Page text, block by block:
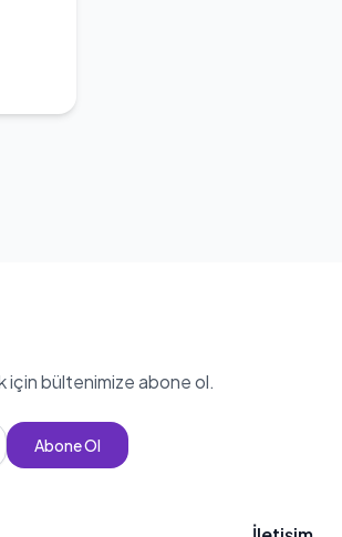
için bültenimize abone ol.
Abone Ol